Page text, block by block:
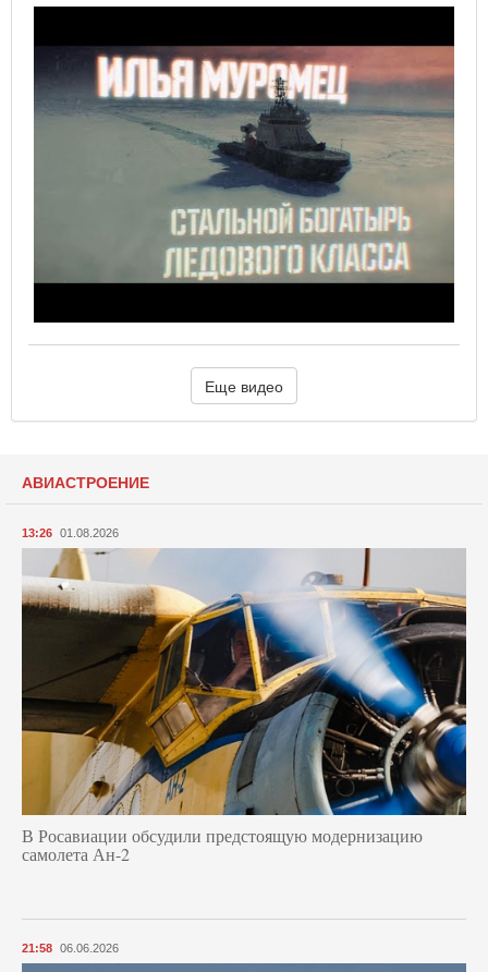
Еще видео
АВИАСТРОЕНИЕ
13:26 01.08.2026
В Росавиации обсудили предстоящую модернизацию
самолета Ан-2
21:58 06.06.2026